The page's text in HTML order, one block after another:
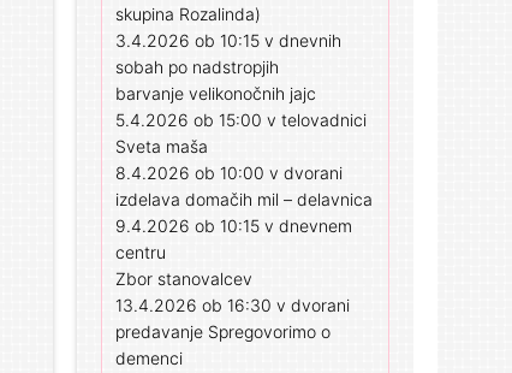
skupina Rozalinda)
3.4.2026 ob 10:15 v dnevnih
sobah po nadstropjih
barvanje velikonočnih jajc
5.4.2026 ob 15:00 v telovadnici
Sveta maša
8.4.2026 ob 10:00 v dvorani
izdelava domačih mil – delavnica
9.4.2026 ob 10:15 v dnevnem
centru
Zbor stanovalcev
13.4.2026 ob 16:30 v dvorani
predavanje Spregovorimo o
demenci